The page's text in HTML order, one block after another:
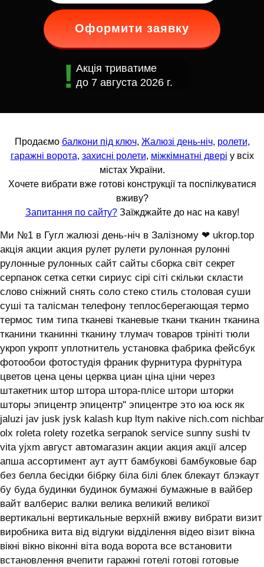
Оформити заявку
Акція триватиме
до 7 августа 2026 г.
Продаємо балкони під ключ, Жалюзі день-ніч, ролети,
гаражні ворота, захисні ролети, міжкімнатні двері у всіх
містах України.
Хочете вибрати вже готові конструкції та поспілкуватися
вживу?
Запитання по сайту?Заїжджайте до нас на каву!
Ми №1 в Гугл жалюзі день-ніч в Залізному ❤ ukrop.top
акція акции акция рулет рулети рулонная рулонні
рулонные рулонных сайт сайты сборка світ секрет
серпанок сетка сетки сириус сірі сіті скільки скласти
слово сніжний снять соло стеко стиль столовая суши
суші та талісман телефону теплосберегающая термо
термос тим типа тканеві тканевые ткани тканин тканина
тканини тканинні тканину тлумач товаров трініті тюли
укроп укропт уплотнитель установка фабрика фейсбук
фотообои фотостудія франик фурнитура фурнітура
цветов цена цены церква циан ціна ціни через
штакетник штор штора штора-плісе штори шторки
шторы эпицентр эпицентр'' эпицентре это юа юск як
jaluzi jav jusk jysk kalash kup ltym nakive nich.com nichbar
olx roleta rolety rozetka serpanok service sunny sushi tv
vita yjxm август автомагазин акции акция акції алсер
апша ассортимент аут аутт бамбукові бамбуковые бар
без белла бесідки бібрку біла білі блек блекаут блэкаут
бу буда будинки будинок бумажні бумажные в вайбер
вайт валберис валки велика великий великої
вертикальні вертикальные верхній вживу вибрати визит
виробника вита від відгуки відділення відео візит вікна
вікні вікно віконні віта вода ворота все встановити
встановлення вчепити гаражні готелі готові готовые